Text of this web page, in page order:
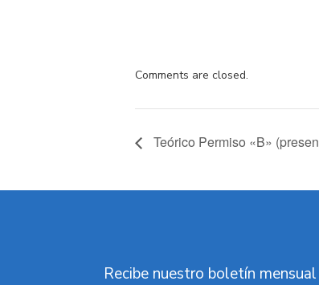
Comments are closed.
Teórico Permiso «B»
Recibe nuestro boletín